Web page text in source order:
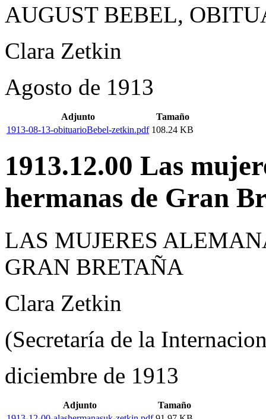
AUGUST BEBEL,
Clara Zetkin
Agosto de 1913
Adjunto
Tamaño
1913-08-13-obituarioBebel-zetkin.pdf 108.24 KB
1913.12.00 Las
hermanas de Gran
LAS MUJERES
GRAN BRETAÑA
Clara Zetkin
(Secretaría de la
diciembre de 1913
Adjunto
Tamaño